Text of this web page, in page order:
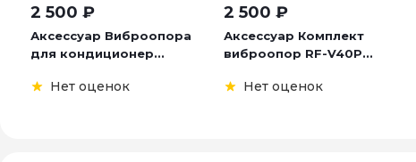
2 500 ₽
Аксессуар Виброопора
для кондиционер...
Нет оценок
2 500 ₽
Аксессуар Комплект
виброопор RF-V40P...
Нет оценок